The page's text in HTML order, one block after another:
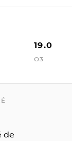
19.0
O3
de